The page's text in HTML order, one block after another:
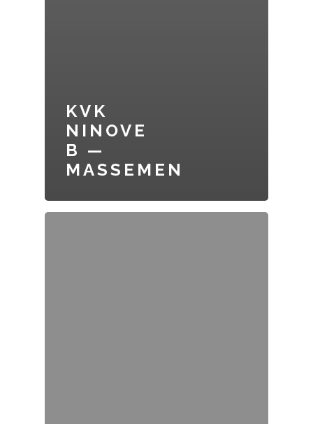
KVK
NINOVE
B —
MASSEMEN